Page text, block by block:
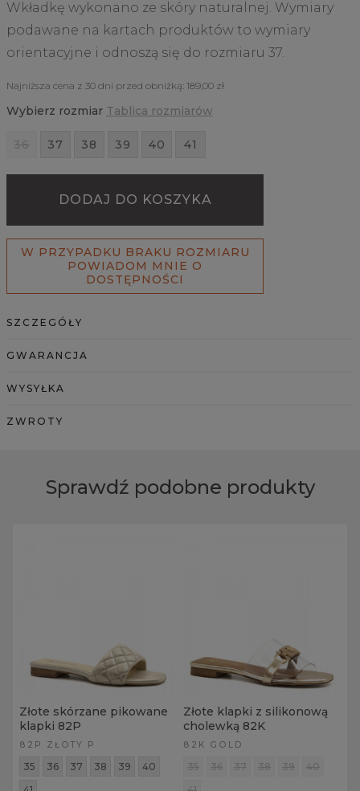
Wkładkę wykonano ze skóry naturalnej. Wymiary
podawane na kartach produktów to wymiary
orientacyjne i odnoszą się do rozmiaru 37.
Najniższa cena z 30 dni przed obniżką: 189,00 zł
Wybierz rozmiar Tablica rozmiarów
36 37 38 39 40 41
DODAJ DO KOSZYKA
W PRZYPADKU BRAKU ROZMIARU
POWIADOM MNIE O
DOSTĘPNOŚCI
SZCZEGÓŁY
GWARANCJA
WYSYŁKA
ZWROTY
Sprawdź podobne produkty
Złote skórzane pikowane
klapki 82P
82P ZŁOTY P
35 36 37 38 39
40
Złote klapki z silikonową
cholewką 82K
82K GOLD
35 36 37 38 39
40